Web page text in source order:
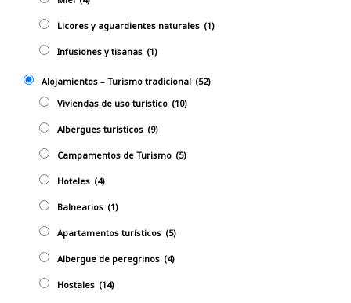
Licores y aguardientes naturales (1)
Infusiones y tisanas (1)
Alojamientos – Turismo tradicional (52)
Viviendas de uso turístico (10)
Albergues turísticos (9)
Campamentos de Turismo (5)
Hoteles (4)
Balnearios (1)
Apartamentos turísticos (5)
Albergue de peregrinos (4)
Hostales (14)